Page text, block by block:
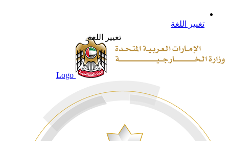
تغيير اللغة
تغيير اللغة
Logo